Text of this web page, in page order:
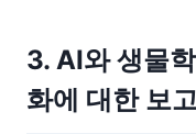
3. AI와 생물
화에 대한 보